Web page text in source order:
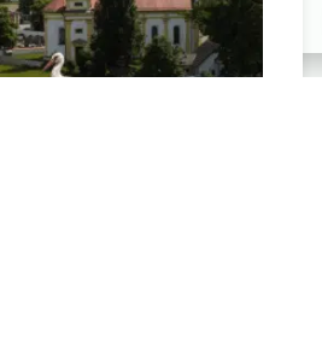
gespeichert.